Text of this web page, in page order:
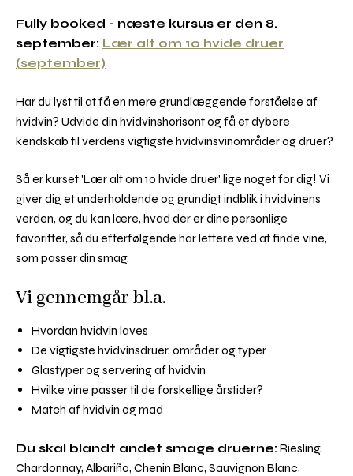
Fully booked - næste kursus er den 8.
september: Lær alt om 10 hvide druer
(september)
Har du lyst til at få en mere grundlæggende forståelse af
hvidvin? Udvide din hvidvinshorisont og få et dybere
kendskab til verdens vigtigste hvidvinsvinområder og druer?
Så er kurset 'Lær alt om 10 hvide druer' lige noget for dig! Vi
giver dig et underholdende og grundigt indblik i hvidvinens
verden, og du kan lære, hvad der er dine personlige
favoritter, så du efterfølgende har lettere ved at finde vine,
som passer din smag.
Vi gennemgår bl.a.
Hvordan hvidvin laves
De vigtigste hvidvinsdruer, områder og typer
Glastyper og servering af hvidvin
Hvilke vine passer til de forskellige årstider?
Match af hvidvin og mad
Du skal blandt andet smage druerne:Riesling,
Chardonnay, Albariño, Chenin Blanc, Sauvignon Blanc,